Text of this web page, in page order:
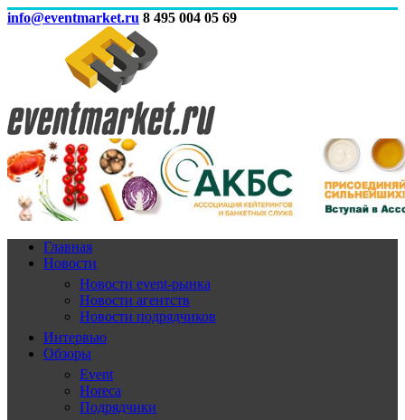
info@eventmarket.ru 8 495 004 05 69
Главная
Новости
Новости event-рынка
Новости агентств
Новости подрядчиков
Интервью
Обзоры
Event
Horeca
Подрядчики